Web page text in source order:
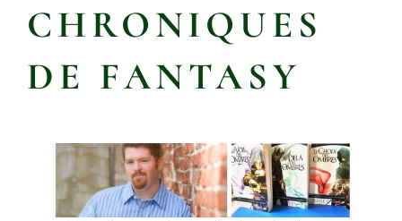
CHRONIQUES
DE FANTASY